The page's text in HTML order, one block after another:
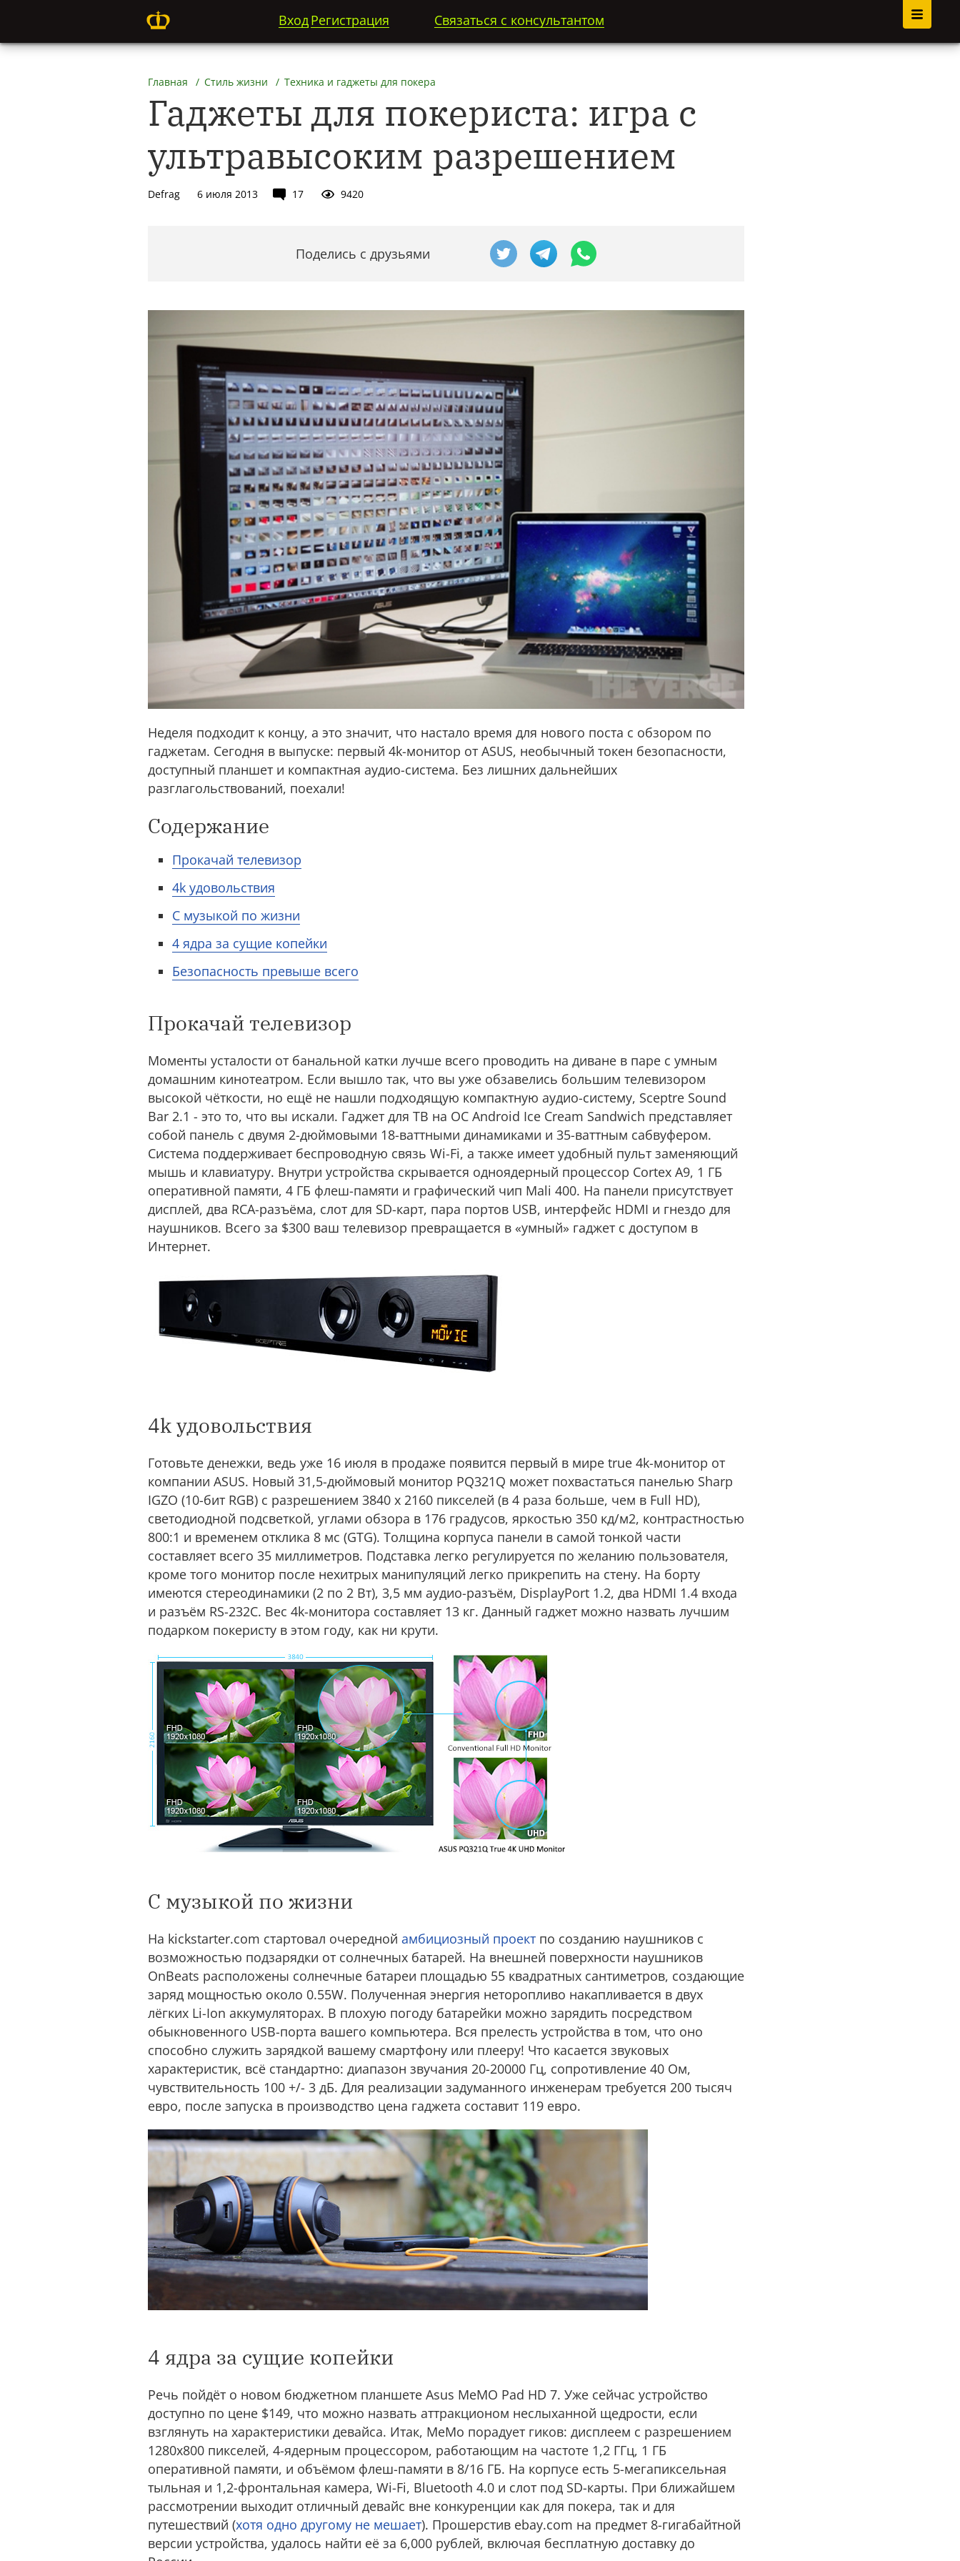
ВходРегистрация Связаться с консультантом
Главная Стиль жизни Техника и гаджеты для покера
Гаджеты для покериста: игра с
ультравысоким разрешением
Defrag 6 июля 2013 17 9420
Поделись с друзьями
Неделя подходит к концу, а это значит, что настало время для нового поста с обзором по
гаджетам. Сегодня в выпуске: первый 4k-монитор от ASUS, необычный токен безопасности,
доступный планшет и компактная аудио-система. Без лишних дальнейших
разглагольствований, поехали!
Содержание
Прокачай телевизор
4k удовольствия
С музыкой по жизни
4 ядра за сущие копейки
Безопасность превыше всего
Прокачай телевизор
Моменты усталости от банальной катки лучше всего проводить на диване в паре с умным
домашним кинотеатром. Если вышло так, что вы уже обзавелись большим телевизором
высокой чёткости, но ещё не нашли подходящую компактную аудио-систему, Sceptre Sound
Bar 2.1 - это то, что вы искали. Гаджет для ТВ на ОС Android Ice Cream Sandwich представляет
собой панель с двумя 2-дюймовыми 18-ваттными динамиками и 35-ваттным сабвуфером.
Система поддерживает беспроводную связь Wi-Fi, а также имеет удобный пульт заменяющий
мышь и клавиатуру. Внутри устройства скрывается одноядерный процессор Cortex A9, 1 ГБ
оперативной памяти, 4 ГБ флеш-памяти и графический чип Mali 400. На панели присутствует
дисплей, два RCA-разъёма, слот для SD-карт, пара портов USB, интерфейс HDMI и гнездо для
наушников. Всего за $300 ваш телевизор превращается в «умный» гаджет с доступом в
Интернет.
4k удовольствия
Готовьте денежки, ведь уже 16 июля в продаже появится первый в мире true 4k-монитор от
компании ASUS. Новый 31,5-дюймовый монитор PQ321Q может похвастаться панелью Sharp
IGZO (10-бит RGB) с разрешением 3840 x 2160 пикселей (в 4 раза больше, чем в Full HD),
светодиодной подсветкой, углами обзора в 176 градусов, яркостью 350 кд/м2, контрастностью
800:1 и временем отклика 8 мс (GTG). Толщина корпуса панели в самой тонкой части
составляет всего 35 миллиметров. Подставка легко регулируется по желанию пользователя,
кроме того монитор после нехитрых манипуляций легко прикрепить на стену. На борту
имеются стереодинамики (2 по 2 Вт), 3,5 мм аудио-разъём, DisplayPort 1.2, два HDMI 1.4 входа
и разъём RS-232C. Вес 4k-монитора составляет 13 кг. Данный гаджет можно назвать лучшим
подарком покеристу в этом году, как ни крути.
С музыкой по жизни
На kickstarter.com стартовал очередной амбициозный проектпо созданию наушников с
возможностью подзарядки от солнечных батарей. На внешней поверхности наушников
OnBeats расположены солнечные батареи площадью 55 квадратных сантиметров, создающие
заряд мощностью около 0.55W. Полученная энергия неторопливо накапливается в двух
лёгких Li-Ion аккумуляторах. В плохую погоду батарейки можно зарядить посредством
обыкновенного USB-порта вашего компьютера. Вся прелесть устройства в том, что оно
способно служить зарядкой вашему смартфону или плееру! Что касается звуковых
характеристик, всё стандартно: диапазон звучания 20-20000 Гц, сопротивление 40 Ом,
чувствительность 100 +/- 3 дБ. Для реализации задуманного инженерам требуется 200 тысяч
евро, после запуска в производство цена гаджета составит 119 евро.
4 ядра за сущие копейки
Речь пойдёт о новом бюджетном планшете Asus MeMO Pad HD 7. Уже сейчас устройство
доступно по цене $149, что можно назвать аттракционом неслыханной щедрости, если
взглянуть на характеристики девайса. Итак, MeMo порадует гиков: дисплеем с разрешением
1280х800 пикселей, 4-ядерным процессором, работающим на частоте 1,2 ГГц, 1 ГБ
оперативной памяти, и объёмом флеш-памяти в 8/16 ГБ. На корпусе есть 5-мегапиксельная
тыльная и 1,2-фронтальная камера, Wi-Fi, Bluetooth 4.0 и слот под SD-карты. При ближайшем
рассмотрении выходит отличный девайс вне конкуренции как для покера, так и для
путешествий (хотя одно другому не мешает). Прошерстив ebay.com на предмет 8-гигабайтной
версии устройства, удалось найти её за 6,000 рублей, включая бесплатную доставку до